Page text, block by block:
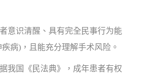
识清醒、具有完全民事行为能
病)，且能充分理解手术风险。
国《民法典》，成年患者有权